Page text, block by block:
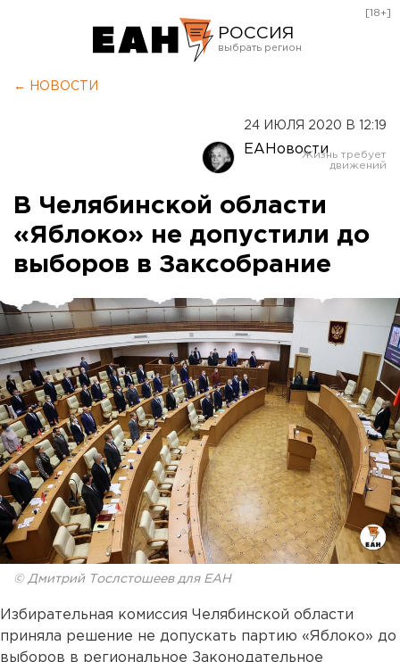
РОССИЯ
Оренбург
[18+]
← НОВОСТИ
24 ИЮЛЯ 2020 В 12:19
ЕАНовости
В Челябинской области
«Яблоко» не допустили до
выборов в Заксобрание
© Дмитрий Тослстошеев для ЕАН
Избирательная комиссия Челябинской области
приняла решение не допускать партию «Яблоко» до
выборов в региональное Законодательное